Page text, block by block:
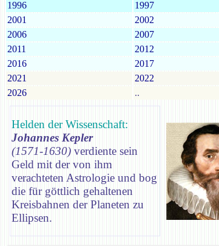
1996
1997
2001
2002
2006
2007
2011
2012
2016
2017
2021
2022
2026
..
Helden der Wissenschaft:
Johannes Kepler
(1571-1630) verdiente sein
Geld mit der von ihm
verachteten Astrologie und bog
die für göttlich gehaltenen
Kreisbahnen der Planeten zu
Ellipsen.